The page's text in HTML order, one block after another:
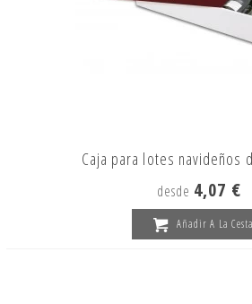
Caja para lotes navideños
desde 4,07 €
Añadir A La Cesta